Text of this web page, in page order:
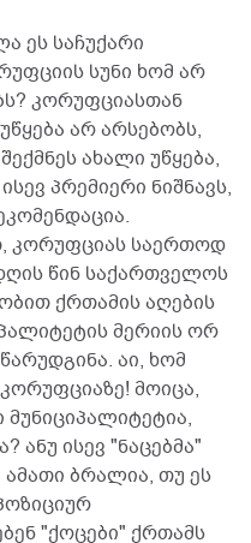
ეს საჩუქარი
სუნი ხომ არ
კორუფციასთან
არ არსებობს,
ახალი უწყება,
პრემიერი ნიშნავს,
კორუფციას საერთოდ
წინ საქართველოს
ქრთამის აღების
მერიის ორ
აი, ხომ
მოიცა,
ანუ ისევ "ნაცებმა"
ამათი ბრალია, თუ ეს
"ქოცები" ქრთამს